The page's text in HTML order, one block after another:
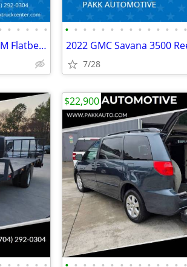
• • • • •
2017 Ford F450 F-450 XL 4x4 Diesel CM Flatbed Hauler Farm Work Truck
• • • • • • • • • • • • • •
7/28
$22,900